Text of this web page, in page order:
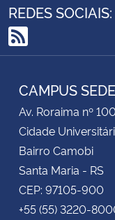
Tenha atenção
de janeiro de
nome na listagem
deverá optar por
Tenha atenção à
ao local de prova
REDES SOCIAIS:
RSS
CAMPUS SEDE
Av. Roraima nº
Cidade
Bairro Camobi
Santa Maria - RS
CEP: 97105-900
+55 (55) 3220-